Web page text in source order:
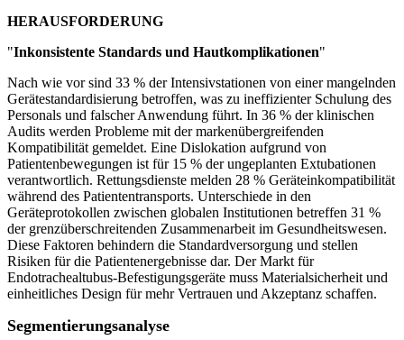
HERAUSFORDERUNG
"Inkonsistente Standards und Hautkomplikationen"
Nach wie vor sind 33 % der Intensivstationen von einer mangelnden
Gerätestandardisierung betroffen, was zu ineffizienter Schulung des
Personals und falscher Anwendung führt. In 36 % der klinischen
Audits werden Probleme mit der markenübergreifenden
Kompatibilität gemeldet. Eine Dislokation aufgrund von
Patientenbewegungen ist für 15 % der ungeplanten Extubationen
verantwortlich. Rettungsdienste melden 28 % Geräteinkompatibilität
während des Patiententransports. Unterschiede in den
Geräteprotokollen zwischen globalen Institutionen betreffen 31 %
der grenzüberschreitenden Zusammenarbeit im Gesundheitswesen.
Diese Faktoren behindern die Standardversorgung und stellen
Risiken für die Patientenergebnisse dar. Der Markt für
Endotrachealtubus-Befestigungsgeräte muss Materialsicherheit und
einheitliches Design für mehr Vertrauen und Akzeptanz schaffen.
Segmentierungsanalyse